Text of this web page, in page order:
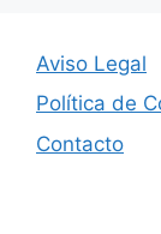
Aviso Legal
Política de
Contacto